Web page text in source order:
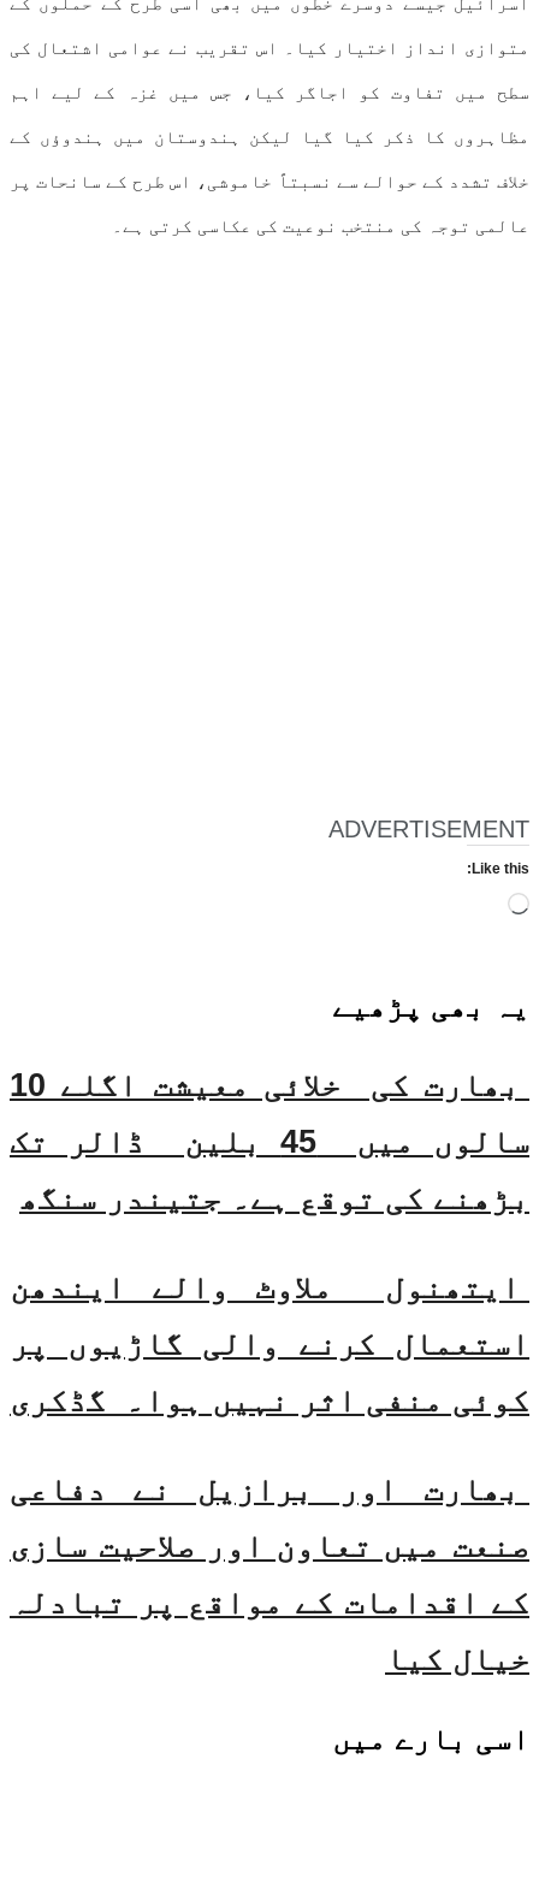
متوازی انداز اختیار کیا۔ اس تقریب نے عوامی اشتعال کی
سطح میں تفاوت کو اجاگر کیا، جس میں غزہ کے لیے اہم
مظاہروں کا ذکر کیا گیا لیکن ہندوستان میں ہندوؤں کے
خلاف تشدد کے حوالے سے نسبتاً خاموشی، اس طرح کے سانحات پر
عالمی توجہ کی منتخب نوعیت کی عکاسی کرتی ہے۔
ADVERTISEMENT
Like this:
Loading…
یہ بھی پڑھیے
بھارت کی خلائی معیشت اگلے 10
سالوں میں 45 بلین ڈالر تک
بڑھنے کی توقع ہے۔ جتیندر سنگھ
ایتھنول ملاوٹ والے ایندھن
استعمال کرنے والی گاڑیوں پر
کوئی منفی اثر نہیں ہوا۔ گڈکری
بھارت اور برازیل نے دفاعی
صنعت میں تعاون اور صلاحیت سازی
کے اقدامات کے مواقع پر تبادلہ
خیال کیا
اسی بارے میں